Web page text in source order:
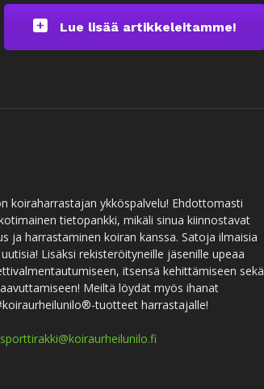
Lue lisää artikkeleitamme!
koiraharrastajan ykköspalvelu! Ehdottomasti
tietopankki, mikäli sinua kiinnostavat
ja harrastaminen koiran kanssa. Satoja ilmaisia
Lisäksi rekisteröityneille jäsenille upeaa
itsensä kehittämiseen sekä
Meiltä löydät myös ihanat
tuotteet harrastajalle!
sporttirakki@koiraurheilunilo.fi